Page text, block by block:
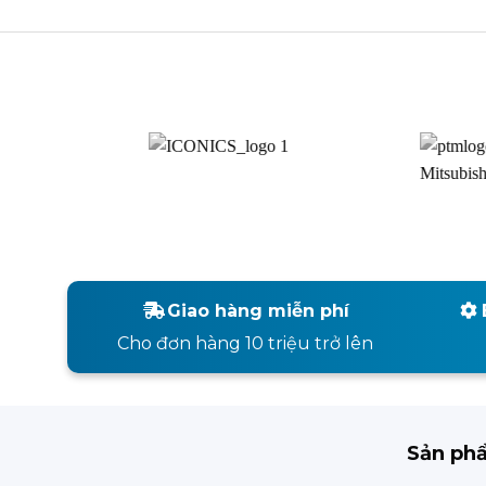
Giao hàng miễn phí
Cho đơn hàng 10 triệu trở lên
Sản